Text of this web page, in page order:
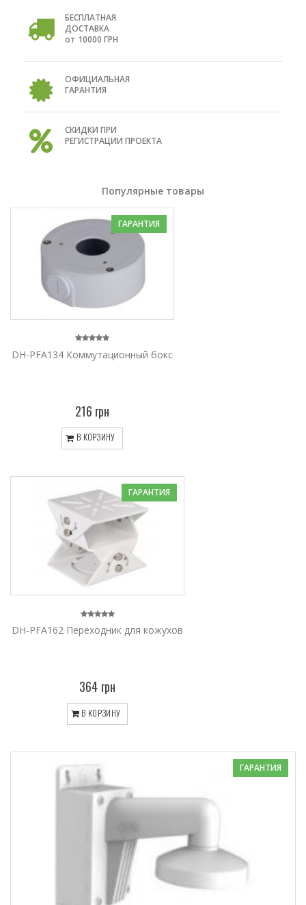
БЕСПЛАТНАЯ
ДОСТАВКА
от 10000 ГРН
ОФИЦИАЛЬНАЯ
ГАРАНТИЯ
СКИДКИ ПРИ
РЕГИСТРАЦИИ ПРОЕКТА
Популярные товары
ГАРАНТИЯ
DH-PFA134 Коммутационный бокс
216 грн
В КОРЗИНУ
ГАРАНТИЯ
DH-PFA162 Переходник для кожухов
364 грн
В КОРЗИНУ
ГАРАНТИЯ